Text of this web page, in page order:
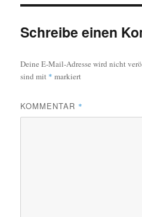
Schreibe einen
Deine E-Mail-Adresse wird nicht
sind mit * markiert
KOMMENTAR *